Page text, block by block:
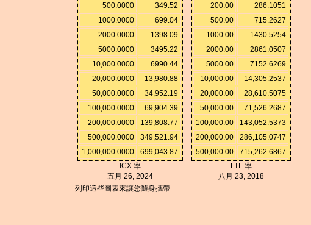
500.0000
349.52
1000.0000
699.04
2000.0000
1398.09
5000.0000
3495.22
10,000.0000
6990.44
20,000.0000
13,980.88
50,000.0000
34,952.19
100,000.0000
69,904.39
200,000.0000
139,808.77
500,000.0000
349,521.94
1,000,000.0000
699,043.87
ICX 率
五月 26, 2024
200.00
286.1051
500.00
715.2627
1000.00
1430.5254
2000.00
2861.0507
5000.00
7152.6269
10,000.00
14,305.2537
20,000.00
28,610.5075
50,000.00
71,526.2687
100,000.00
143,052.5373
200,000.00
286,105.0747
500,000.00
715,262.6867
LTL 率
八月 23, 2018
列印這些圖表來讓您隨身攜帶